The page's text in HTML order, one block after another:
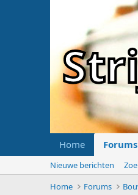
Home Forums
Nieuwe berichten
Home
Forums